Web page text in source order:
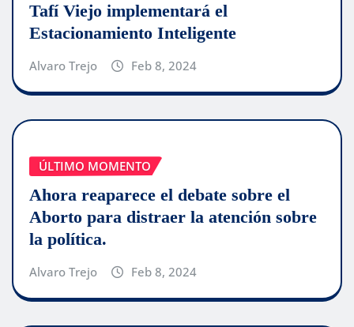
Tafí Viejo implementará el
Estacionamiento Inteligente
Alvaro Trejo Feb 8, 2024
ÚLTIMO MOMENTO
Ahora reaparece el debate sobre el
Aborto para distraer la atención sobre
la política.
Alvaro Trejo Feb 8, 2024